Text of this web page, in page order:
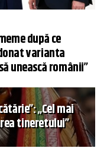
după ce
varianta
unească românii”
„Cel mai
tineretului”